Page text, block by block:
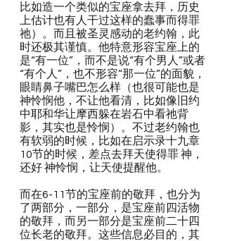
比如造一个类似的宝座拿去拜，历史
上估计也有人干过这样的蠢事而得罪
祂）。而且被圣灵感动的老约翰，此
时还极其谨慎。他特意形容宝座上的
是“有一位”，而不是说“有个男人”或者
“有个人”，也不形容“那一位”的面貌，
眼睛鼻子嘴巴怎么样（也很可能也是
神怜悯他，不让他看清，比如像旧约
中耶和华让摩西躲在岩石中看祂背
影，其实也是怜悯）。不过老约翰也
有软弱的时候，比如在启示录十九章
10节的时候，差点去拜天使得罪 神，
还好 神怜悯，让天使提醒他。
而在6-11节的宝座前的敬拜，也分为
了两部分，一部分，是宝座前四活物
的敬拜，而另一部分是宝座前二十四
位长老的敬拜。这些信息必目的，其